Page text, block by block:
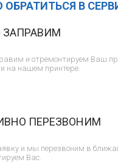
В
ЗАПРАВИМ
и отремонтируем Ваш
на нашем принтере.
ПЕРЕЗВОНИМ
и мы перезвоним в
Вас.